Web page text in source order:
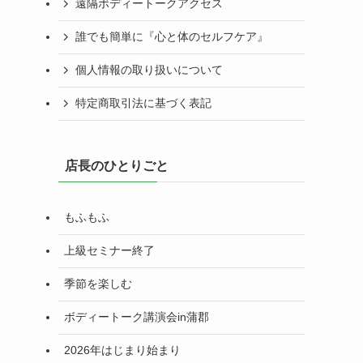
遠隔ボディートークアクセス
誰でも簡単に『心と体のセルフケア』
個人情報の取り扱いについて
特定商取引法に基づく表記
店長のひとりごと
もふもふ
上級セミナー終了
季節を楽しむ
ボディートーク講演会in蒲郡
2026年はじまり始まり